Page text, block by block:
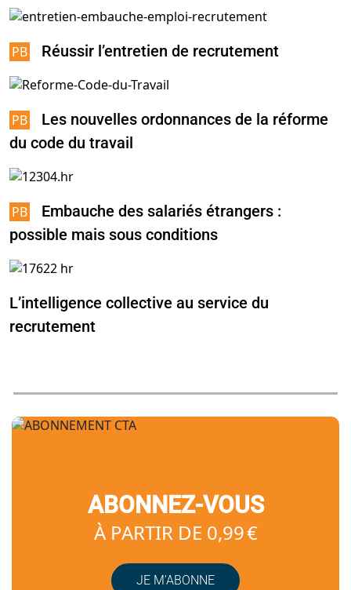
Réussir l’entretien de recrutement
Les nouvelles ordonnances de la réforme
du code du travail
Embauche des salariés étrangers :
possible mais sous conditions
L’intelligence collective au service du
recrutement
ABONNEZ-VOUS
À PARTIR DE 0,99 €
JE M’ABONNE